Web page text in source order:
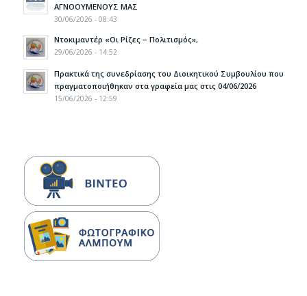
ΑΓΝΟΟΥΜΕΝΟΥΣ ΜΑΣ
30/06/2026 - 08:43
Ντοκιμαντέρ «Οι Ρίζες – Πολιτισμός»,
29/06/2026 - 14:52
Πρακτικά της συνεδρίασης του Διοικητικού Συμβουλίου που
πραγματοποιήθηκαν στα γραφεία μας στις 04/06/2026
15/06/2026 - 12:59